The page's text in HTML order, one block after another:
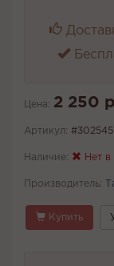
Цена: 2 250
Артикул: #302545
Наличие: Нет в
Производитель:
Купить